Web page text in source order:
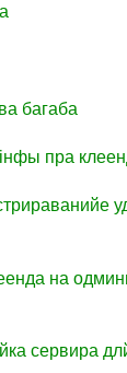
багаба
пра
на
сервира